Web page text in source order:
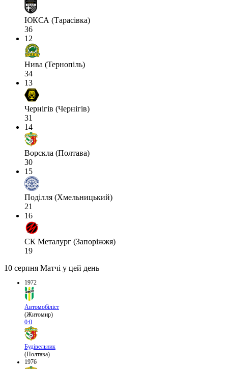
ЮКСА (Тарасівка)
36
12
Нива (Тернопіль)
34
13
Чернігів (Чернігів)
31
14
Ворскла (Полтава)
30
15
Поділля (Хмельницький)
21
16
СК Металург (Запоріжжя)
19
10 серпня Матчі у цей день
1972
Автомобіліст
(Житомир)
0:0
Будівельник
(Полтава)
1976